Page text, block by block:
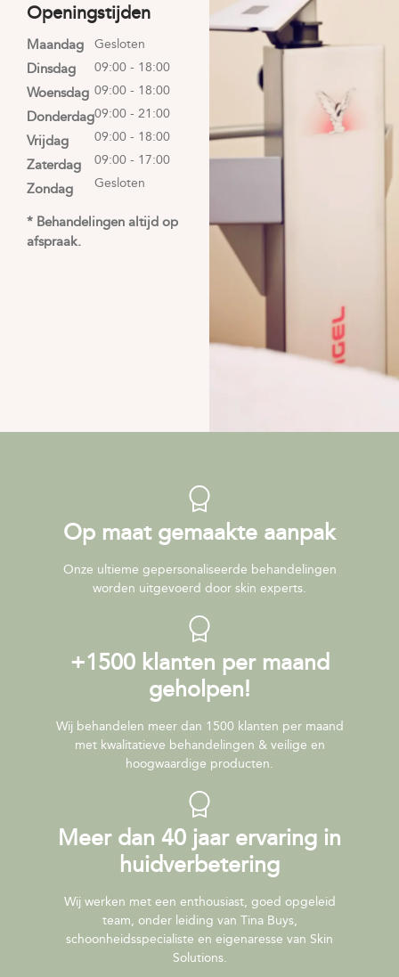
Openingstijden
Maandag
Dinsdag
Woensdag
Donderdag
Vrijdag
Zaterdag
Zondag
Gesloten
09:00 - 18:00
09:00 - 18:00
09:00 - 21:00
09:00 - 18:00
09:00 - 17:00
Gesloten
* Behandelingen altijd op
afspraak.
Op maat gemaakte aanpak
Onze ultieme gepersonaliseerde behandelingen
worden uitgevoerd door skin experts.
+1500 klanten per maand
geholpen!
Wij behandelen meer dan 1500 klanten per maand
met kwalitatieve behandelingen & veilige en
hoogwaardige producten.
Meer dan 40 jaar ervaring in
huidverbetering
Wij werken met een enthousiast, goed opgeleid
team, onder leiding van Tina Buys,
schoonheidsspecialiste en eigenaresse van Skin
Solutions.